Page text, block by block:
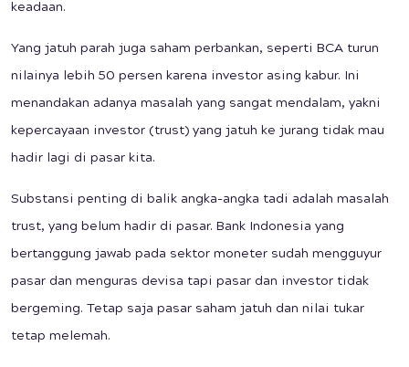
keadaan.
Yang jatuh parah juga saham perbankan, seperti BCA turun
nilainya lebih 50 persen karena investor asing kabur. Ini
menandakan adanya masalah yang sangat mendalam, yakni
kepercayaan investor (trust) yang jatuh ke jurang tidak mau
hadir lagi di pasar kita.
Substansi penting di balik angka-angka tadi adalah masalah
trust, yang belum hadir di pasar. Bank Indonesia yang
bertanggung jawab pada sektor moneter sudah mengguyur
pasar dan menguras devisa tapi pasar dan investor tidak
bergeming. Tetap saja pasar saham jatuh dan nilai tukar
tetap melemah.